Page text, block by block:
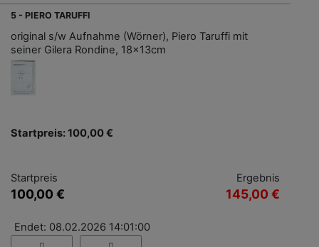
5 - PIERO TARUFFI
original s/w Aufnahme (Wörner), Piero Taruffi mit
seiner Gilera Rondine, 18x13cm
Startpreis: 100,00 €
Startpreis
100,00 €
Ergebnis
145,00 €
Endet: 08.02.2026 14:01:00